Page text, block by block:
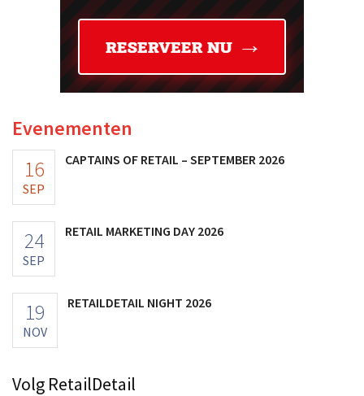
Evenementen
16
SEP
CAPTAINS OF RETAIL – SEPTEMBER 2026
24
SEP
RETAIL MARKETING DAY 2026
19
NOV
RETAILDETAIL NIGHT 2026
Volg RetailDetail